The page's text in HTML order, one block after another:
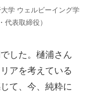
学 ウェルビーイング学
代表取締役）
した。樋浦さん
アを考えている
て、今、純粋に